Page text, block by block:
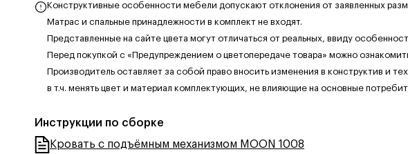
Конструктивные особенности мебели допускают отклонения от заявленных
Матрас и спальные принадлежности в комплект не входят.
Представленные на сайте цвета могут отличаться от реальных, ввиду
Перед покупкой с «Предупреждением о цветопередаче товара» можно
Производитель оставляет за собой право вносить изменения в конструктив и
в т.ч. менять цвет и материал комплектующих, не влияющие на основные
Инструкции по сборке
Кровать с подъёмным механизмом MOON 1008